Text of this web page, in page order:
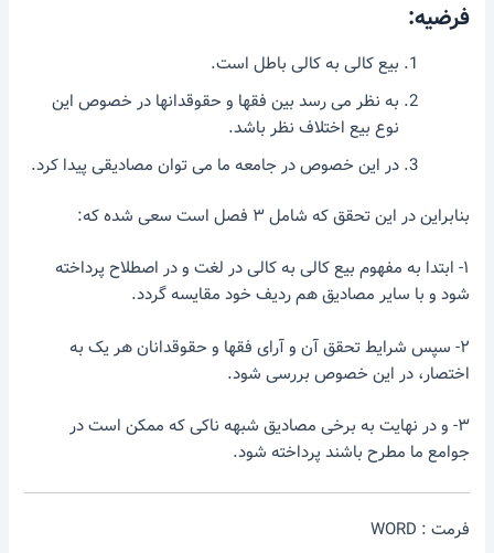
فرضیه:
بیع کالی به کالی باطل است.
به نظر می رسد بین فقها و حقوقدانها در خصوص این
نوع بیع اختلاف نظر باشد.
در این خصوص در جامعه ما می توان مصادیقی پیدا کرد.
بنابراین در این تحقق که شامل ۳ فصل است سعی شده که:
۱- ابتدا به مفهوم بیع کالی به کالی در لغت و در اصطلاح پرداخته
شود و با سایر مصادیق هم ردیف خود مقایسه گردد.
۲- سپس شرایط تحقق آن و آرای فقها و حقوقدانان هر یک به
اختصار، در این خصوص بررسی شود.
۳- و در نهایت به برخی مصادیق شبهه ناکی که ممکن است در
جوامع ما مطرح باشند پرداخته شود.
فرمت : WORD